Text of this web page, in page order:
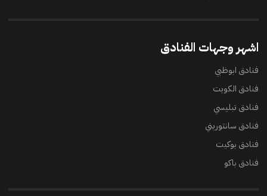
اشهر وجهات الفنادق
فنادق ابوظبي
فنادق الكويت
فنادق تبليسي
فنادق سانتوريني
فنادق بوكيت
فنادق باكو